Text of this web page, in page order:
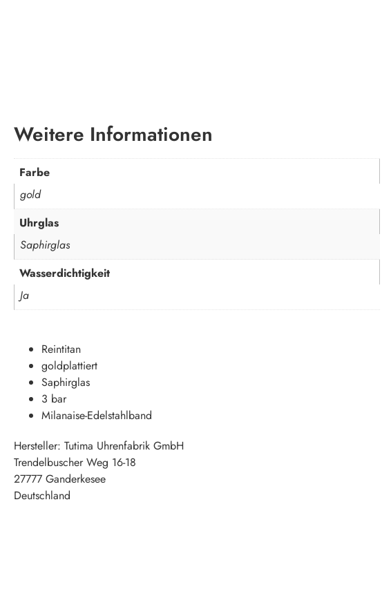
Weitere Informationen
Farbe
gold
Uhrglas
Saphirglas
Wasserdichtigkeit
Ja
Reintitan
goldplattiert
Saphirglas
3 bar
Milanaise-Edelstahlband
Hersteller: Tutima Uhrenfabrik GmbH
Trendelbuscher Weg 16-18
27777 Ganderkesee
Deutschland